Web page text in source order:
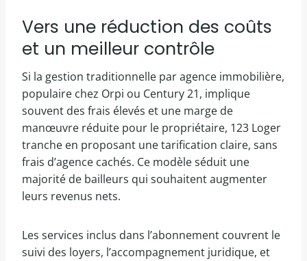
Vers une réduction des coûts
et un meilleur contrôle
Si la gestion traditionnelle par agence immobilière,
populaire chez Orpi ou Century 21, implique
souvent des frais élevés et une marge de
manœuvre réduite pour le propriétaire, 123 Loger
tranche en proposant une tarification claire, sans
frais d’agence cachés. Ce modèle séduit une
majorité de bailleurs qui souhaitent augmenter
leurs revenus nets.
Les services inclus dans l’abonnement couvrent le
suivi des loyers, l’accompagnement juridique, et